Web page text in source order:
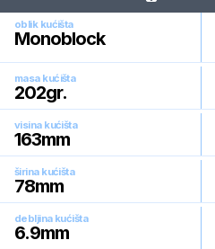
oblik kućišta
Monoblock
masa kućišta
202gr.
visina kućišta
163mm
širina kućišta
78mm
debljina kućišta
6.9mm